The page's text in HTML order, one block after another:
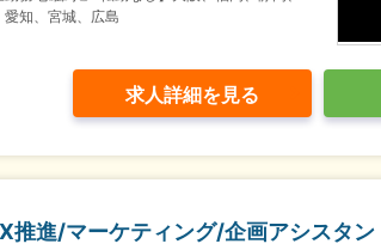
愛知、宮城、広島
求人詳細を見る
推進/マーケティング/企画アシスタ